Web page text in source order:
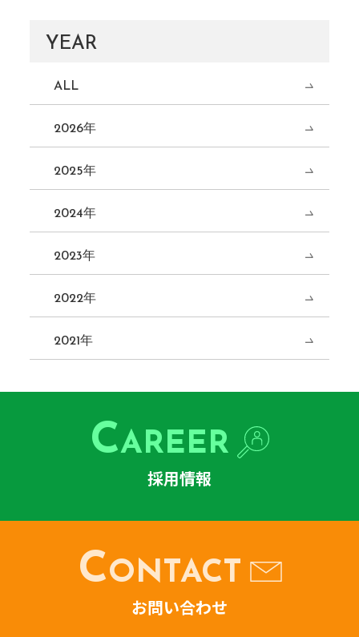
YEAR
ALL
2026年
2025年
2024年
2023年
2022年
2021年
CAREER
採用情報
CONTACT
お問い合わせ